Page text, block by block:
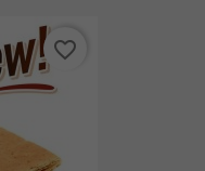
favorite_border